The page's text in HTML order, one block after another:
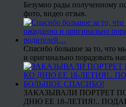
Безумно рады полученному
фото, видео отзыв.
Спасибо большое за то, что
и оригинально порадовать
ЗАКАЗЫВАЛИ ПОРТРЕТ
ДНЮ ЕЕ 18-ЛЕТИЯ!..